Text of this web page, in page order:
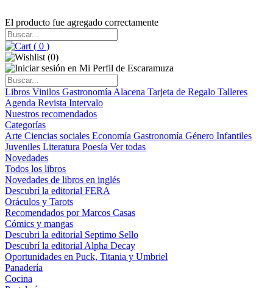
El producto fue agregado correctamente
( 0 )
(0)
Libros Vinilos Gastronomía Alacena Tarjeta de Regalo Talleres
Agenda Revista Intervalo
Nuestros recomendados
Categorías
Arte Ciencias sociales Economía Gastronomía Género Infantiles
Juveniles Literatura Poesía Ver todas
Novedades
Todos los libros
Novedades de libros en inglés
Descubrí la editorial FERA
Oráculos y Tarots
Recomendados por Marcos Casas
Cómics y mangas
Descubri la editorial Septimo Sello
Descubrí la editorial Alpha Decay
Oportunidades en Puck, Titania y Umbriel
Panadería
Cocina